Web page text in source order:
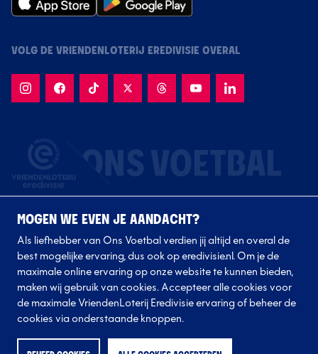
VOLG DE VRIENDENLOTERIJ EREDIVISIE OVERAL
Volg onze clubs
MOGEN WE EVEN JE AANDACHT?
Als liefhebber van Ons Voetbal verdien jij altijd en overal de
best mogelijke ervaring, dus ook op eredivisie.nl. Om je de
maximale online ervaring op onze website te kunnen bieden,
maken wij gebruik van cookies. Accepteer alle cookies voor
de maximale VriendenLoterij Eredivisie ervaring of beheer de
cookies via onderstaande knoppen.